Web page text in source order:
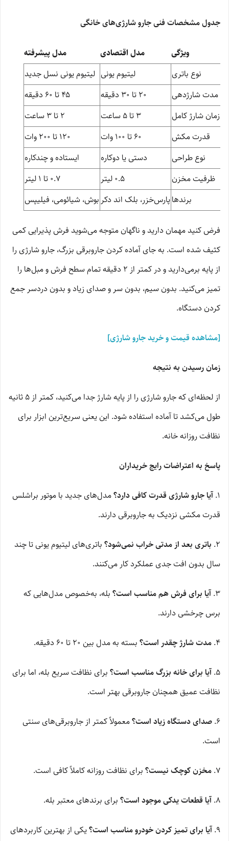
جدول مشخصات فنی جارو شارژی‌های خانگی
ویژگی مدل اقتصادی
مدل پیشرفته
نوع باتری
لیتیوم یونی لیتیوم یونی نسل جدید
مدت شارژدهی
۲۰ تا ۳۰ دقیقه
۴۵ تا ۶۰ دقیقه
زمان شارژ کامل
۳ تا ۵ ساعت
۲ تا ۳ ساعت
قدرت مکش
۶۰ تا ۱۰۰ وات
۱۲۰ تا ۲۰۰ وات
نوع طراحی
دستی یا دوکاره
ایستاده و چندکاره
ظرفیت مخزن
۰.۵ لیتر
۰.۷ تا ۱ لیتر
برندهاپارس‌خزر، بلک اند دکر بوش، شیائومی، فیلیپس
فرض کنید مهمان دارید و ناگهان متوجه می‌شوید فرش پذیرایی کمی
کثیف شده است. به جای آماده کردن جاروبرقی بزرگ، جارو شارژی را
از پایه برمی‌دارید و در کمتر از ۲ دقیقه تمام سطح فرش و مبل‌ها را
تمیز می‌کنید. بدون سیم، بدون سر و صدای زیاد و بدون دردسر جمع
کردن دستگاه.
[مشاهده قیمت و خرید جارو شارژی]
زمان رسیدن به نتیجه
از لحظه‌ای که جارو شارژی را از پایه شارژ جدا می‌کنید، کمتر از ۵ ثانیه
طول می‌کشد تا آماده استفاده شود. این یعنی سریع‌ترین ابزار برای
نظافت روزانه خانه.
پاسخ به اعتراضات رایج خریداران
۱. آیا جارو شارژی قدرت کافی دارد؟مدل‌های جدید با موتور براشلس
قدرت مکشی نزدیک به جاروبرقی دارند.
۲. باتری بعد از مدتی خراب نمی‌شود؟ باتری‌های لیتیوم یونی تا چند
سال بدون افت جدی عملکرد کار می‌کنند.
۳. آیا برای فرش هم مناسب است؟ بله، به‌خصوص مدل‌هایی که
برس چرخشی دارند.
۴. مدت شارژ چقدر است؟ بسته به مدل بین ۲۰ تا ۶۰ دقیقه.
۵. آیا برای خانه بزرگ مناسب است؟ برای نظافت سریع بله، اما برای
نظافت عمیق همچنان جاروبرقی بهتر است.
۶. صدای دستگاه زیاد است؟معمولاً کمتر از جاروبرقی‌های سنتی
است.
۷. مخزن کوچک نیست؟ برای نظافت روزانه کاملاً کافی است.
۸. آیا قطعات یدکی موجود است؟ برای برندهای معتبر بله.
۹. آیا برای تمیز کردن خودرو مناسب است؟یکی از بهترین کاربردهای